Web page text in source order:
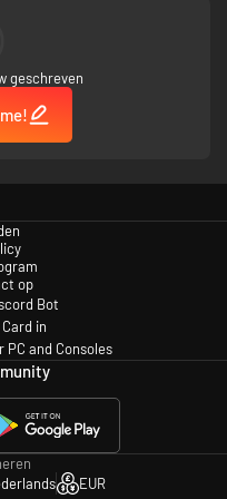
geschreven
op
Bot
in
PC and Consoles
EUR